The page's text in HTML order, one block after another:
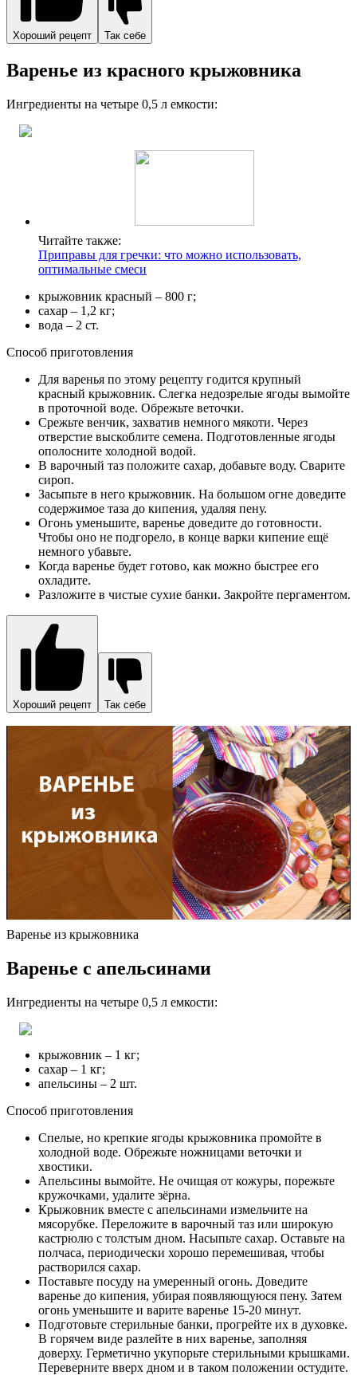
Хороший рецепт Так себе
Варенье из красного крыжовника
Ингредиенты на четыре 0,5 л емкости:
Читайте также:
Приправы для гречки: что можно использовать,
оптимальные смеси
крыжовник красный – 800 г;
сахар – 1,2 кг;
вода – 2 ст.
Способ приготовления
Для варенья по этому рецепту годится крупный
красный крыжовник. Слегка недозрелые ягоды вымойте
в проточной воде. Обрежьте веточки.
Срежьте венчик, захватив немного мякоти. Через
отверстие выскоблите семена. Подготовленные ягоды
ополосните холодной водой.
В варочный таз положите сахар, добавьте воду. Сварите
сироп.
Засыпьте в него крыжовник. На большом огне доведите
содержимое таза до кипения, удаляя пену.
Огонь уменьшите, варенье доведите до готовности.
Чтобы оно не подгорело, в конце варки кипение ещё
немного убавьте.
Когда варенье будет готово, как можно быстрее его
охладите.
Разложите в чистые сухие банки. Закройте пергаментом.
Хороший рецепт Так себе
Варенье из крыжовника
Варенье с апельсинами
Ингредиенты на четыре 0,5 л емкости:
крыжовник – 1 кг;
сахар – 1 кг;
апельсины – 2 шт.
Способ приготовления
Спелые, но крепкие ягоды крыжовника промойте в
холодной воде. Обрежьте ножницами веточки и
хвостики.
Апельсины вымойте. Не очищая от кожуры, порежьте
кружочками, удалите зёрна.
Крыжовник вместе с апельсинами измельчите на
мясорубке. Переложите в варочный таз или широкую
кастрюлю с толстым дном. Насыпьте сахар. Оставьте на
полчаса, периодически хорошо перемешивая, чтобы
растворился сахар.
Поставьте посуду на умеренный огонь. Доведите
варенье до кипения, убирая появляющуюся пену. Затем
огонь уменьшите и варите варенье 15-20 минут.
Подготовьте стерильные банки, прогрейте их в духовке.
В горячем виде разлейте в них варенье, заполняя
доверху. Герметично укупорьте стерильными крышками.
Переверните вверх дном и в таком положении остудите.